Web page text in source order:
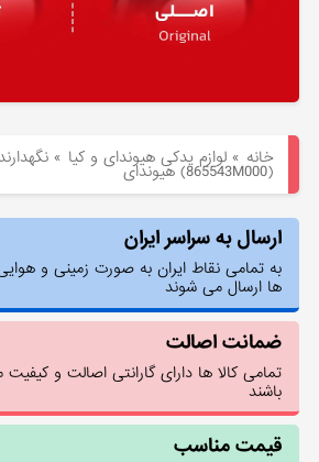
خانه »لوازم یدکی هیوندای و کیا »
(865543M000) هیوندای
ارسال به سراسر ایران
به تمامی نقاط ایران به صورت زمینی و هوایی
ها ارسال می شوند
ضمانت اصالت
تمامی کالا ها دارای گارانتی اصالت و
باشند
قیمت مناسب